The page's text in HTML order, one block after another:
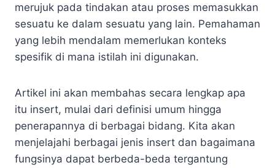
merujuk pada tindakan atau proses memasukkan
sesuatu ke dalam sesuatu yang lain. Pemahaman
yang lebih mendalam memerlukan konteks
spesifik di mana istilah ini digunakan.
Artikel ini akan membahas secara lengkap apa
itu insert, mulai dari definisi umum hingga
penerapannya di berbagai bidang. Kita akan
menjelajahi berbagai jenis insert dan bagaimana
fungsinya dapat berbeda-beda tergantung